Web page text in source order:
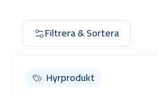
Filtrera & Sortera
Hyrprodukt
Hyrprodukt